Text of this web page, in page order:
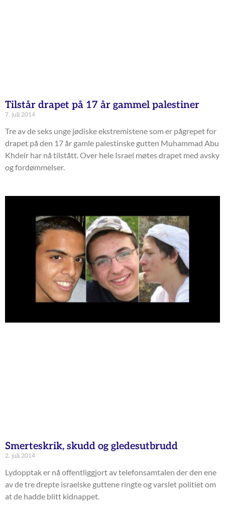
Tilstår drapet på 17 år gammel palestiner
7. juli 2014
Tre av de seks unge jødiske ekstremistene som er pågrepet for
drapet på den 17 år gamle palestinske gutten Muhammad Abu
Khdeir har nå tilstått. Over hele Israel møtes drapet med avsky
og fordømmelser.
Smerteskrik, skudd og gledesutbrudd
2. juli 2014
Lydopptak er nå offentliggjort av telefonsamtalen der den ene
av de tre drepte israelske guttene ringte og varslet politiet om
at de hadde blitt kidnappet.